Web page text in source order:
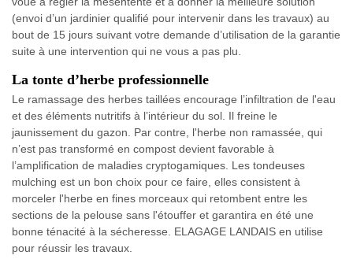
(envoi d’un jardinier qualifié pour intervenir dans les travaux) au
bout de 15 jours suivant votre demande d’utilisation de la garantie
suite à une intervention qui ne vous a pas plu.
La tonte d’herbe professionnelle
Le ramassage des herbes taillées encourage l’infiltration de l'eau
et des éléments nutritifs à l’intérieur du sol. Il freine le
jaunissement du gazon. Par contre, l'herbe non ramassée, qui
n’est pas transformé en compost devient favorable à
l’amplification de maladies cryptogamiques. Les tondeuses
mulching est un bon choix pour ce faire, elles consistent à
morceler l'herbe en fines morceaux qui retombent entre les
sections de la pelouse sans l'étouffer et garantira en été une
bonne ténacité à la sécheresse. ELAGAGE LANDAIS en utilise
pour réussir les travaux.